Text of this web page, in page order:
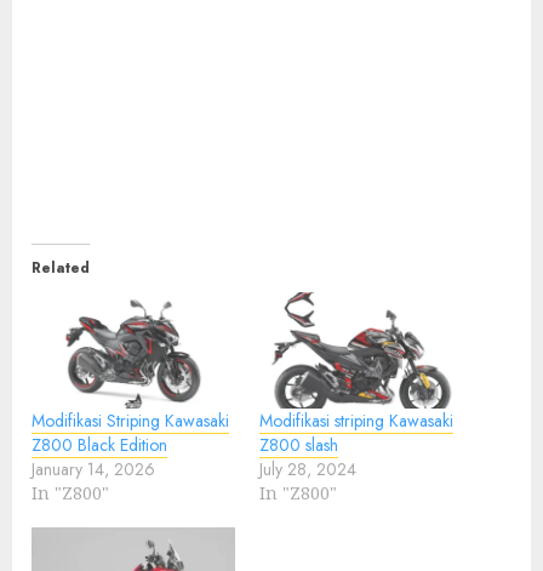
Related
Modifikasi Striping Kawasaki
Z800 Black Edition
January 14, 2026
In "Z800"
Modifikasi striping Kawasaki
Z800 slash
July 28, 2024
In "Z800"